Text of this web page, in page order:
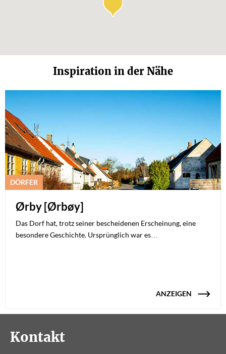
Inspiration in der Nähe
DÖRFER
Ørby [Ørbøy]
Das Dorf hat, trotz seiner bescheidenen Erscheinung, eine
besondere Geschichte. Ursprünglich war es…
ANZEIGEN
Kontakt